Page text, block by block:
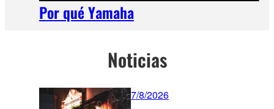
Por qué Yamaha
Noticias
7/8/2026